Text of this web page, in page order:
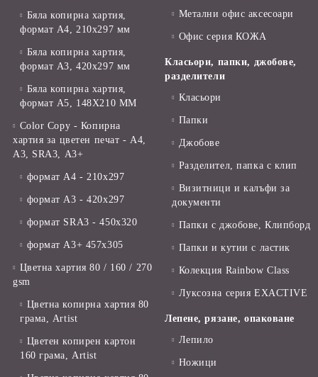
Бяла копирна хартия,
формат А4, 210x297 мм
Бяла копирна хартия,
формат А3, 420x297 мм
Бяла копирна хартия,
формат А5, 148X210 ММ
Color Copy - Копирна
хартия за цветен печат - А4,
А3, SRA3, А3+
формат А4 - 210x297
формат А3 - 420x297
формат SRA3 - 450x320
формат А3+ 457x305
Цветна хартия 80 / 160 / 270
gsm
Цветна копирна хартия 80
грама, Artist
Цветен копирен картон
160 грама, Artist
Метални офис аксесоари
Офис серия КОЖА
Класьори, папки, джобове,
разделители
Класьори
Папки
Джобове
Разделител, папка с клип
Визитници и калъфи за
документи
Папки с джобове, Клипборд
Папки и кутии с ластик
Колекция Rainbow Class
Луксозна серия EXACTIVE
Лепене, рязане, опаковане
Лепило
Ножици